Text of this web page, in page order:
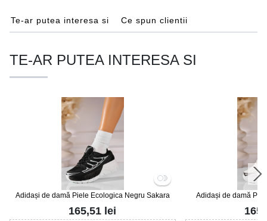
Te-ar putea interesa si Ce spun clientii
TE-AR PUTEA INTERESA SI
Adidași de damă Piele Ecologica Negru Sakara
165,51 lei
Adidași de damă